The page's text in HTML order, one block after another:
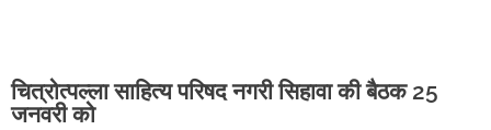
चित्रोत्पल्ला साहित्य परिषद नगरी सिहावा की बैठक 25
जनवरी को